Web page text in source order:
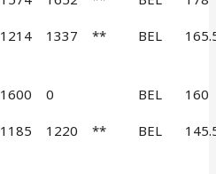
1214 1337 ** BEL
1600 0 BEL 160
1185 1220 ** BEL